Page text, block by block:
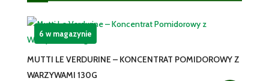
MUTTI LE VERDURINE – KONCENTRAT POMIDOROWY Z
WARZYWAMI 130G
6 w magazynie